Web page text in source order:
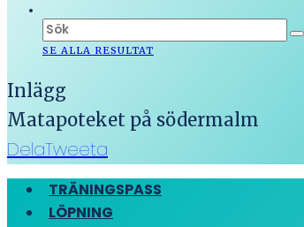
SE ALLA RESULTAT
Inlägg
Matapoteket på södermalm
DelaTweeta
TRÄNINGSPASS
LÖPNING